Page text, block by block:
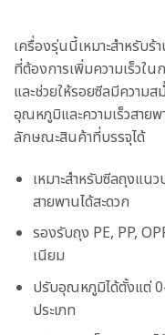
เครื่องรุ่นนี้เหมาะสำหรับร้
ที่ต้องการเพิ่มความเร็วใ
และช่วยให้รอยซีลมีความ
อุณหภูมิและความเร็วสาย
ลักษณะสินค้าที่บรรจุได้
เหมาะสำหรับซีลถุงแน
สายพานได้สะดวก
รองรับถุง PE, PP,
เนียม
ปรับอุณหภูมิได้ตั้งแต่
ประเภท